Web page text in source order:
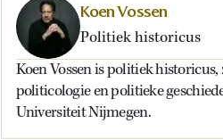
Koen Vossen
Politiek historicus
Koen Vossen is politiek
politicologie en politieke
Universiteit Nijmegen.